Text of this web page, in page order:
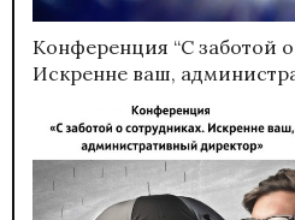
Конференция “С заботой
Искренне ваш,